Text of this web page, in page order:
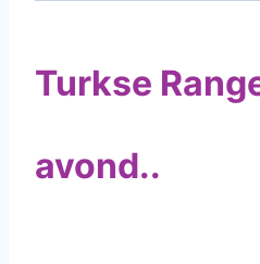
Turkse
avond..